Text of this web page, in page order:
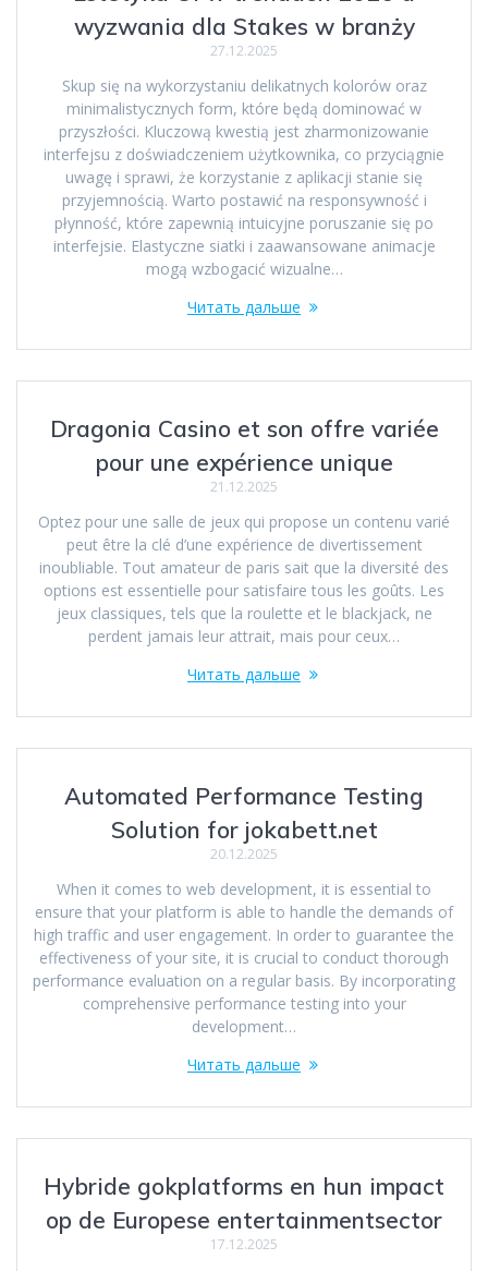
wyzwania dla Stakes w branży
27.12.2025
Skup się na wykorzystaniu delikatnych kolorów oraz
minimalistycznych form, które będą dominować w
przyszłości. Kluczową kwestią jest zharmonizowanie
interfejsu z doświadczeniem użytkownika, co przyciągnie
uwagę i sprawi, że korzystanie z aplikacji stanie się
przyjemnością. Warto postawić na responsywność i
płynność, które zapewnią intuicyjne poruszanie się po
interfejsie. Elastyczne siatki i zaawansowane animacje
mogą wzbogacić wizualne…
Читать дальше
Dragonia Casino et son offre variée
pour une expérience unique
21.12.2025
Optez pour une salle de jeux qui propose un contenu varié
peut être la clé d’une expérience de divertissement
inoubliable. Tout amateur de paris sait que la diversité des
options est essentielle pour satisfaire tous les goûts. Les
jeux classiques, tels que la roulette et le blackjack, ne
perdent jamais leur attrait, mais pour ceux…
Читать дальше
Automated Performance Testing
Solution for jokabett.net
20.12.2025
When it comes to web development, it is essential to
ensure that your platform is able to handle the demands of
high traffic and user engagement. In order to guarantee the
effectiveness of your site, it is crucial to conduct thorough
performance evaluation on a regular basis. By incorporating
comprehensive performance testing into your
development…
Читать дальше
Hybride gokplatforms en hun impact
op de Europese entertainmentsector
17.12.2025